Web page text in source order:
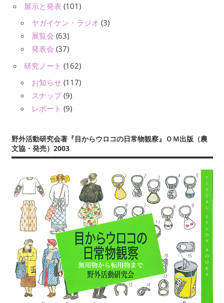
展示と発表 (101)
ヤガイケン・ラジオ (3)
展覧会 (63)
発表会 (37)
研究ノート (162)
お知らせ (117)
スナップ(9)
レポート (9)
野外活動研究会著『目からウロコの日常物観察』ＯＭ出版（農
文協・発売）2003